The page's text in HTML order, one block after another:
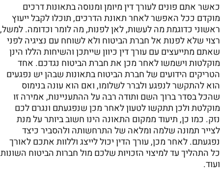
כאשר אתם פונים לעורך דין מיומן ומנוסה בתאונות דרכים
מוקדם ככל האפשר לאחר תאונת הדרכים, תוכלו לקבל ייעוץ
ראשוני כדוגמת מה לעשות, לאן לפנות, מה לומר וכדומה. למשל,
רצוי שלא לפנות אל חברת הביטוח ולא לשוחח עם נציגיה לפני
שאתם מתייעצים עם עורך דין כיוון שייתכן והשיחות הללו הינן
מוקלטות וישמשו לאחר מכן את חברת הביטוח נגדכם. אחד
הטריקים הידועים של חברת הביטוח בתאונות שבהן יש נפגעים
הוא להתקשר לנפגע ולברר לשלומו, ואם הוא עונה בנימוס
שהכל בסדר ברוך השם ותודה רבה על ההתעניינות, אמירה זו
מוקלטת ולכן תתקשו לטעון לאחר מכן שנפגעתם ונגרם לכם
נזק. כמו כן, תיעוד ממקום התאונה הינו חשוב ביותר על מנת
לצייר תמונה שלמה ומלאה של התרחשותה ולהסביר כיצד
נפגעתם. לאחר מכן, עורך הדין יכול לייצג וללוות אתכם לאורך
כל התהליך עד למיצוי הזכויות שלכם מול חברות הביטוח השונות
ועוד.